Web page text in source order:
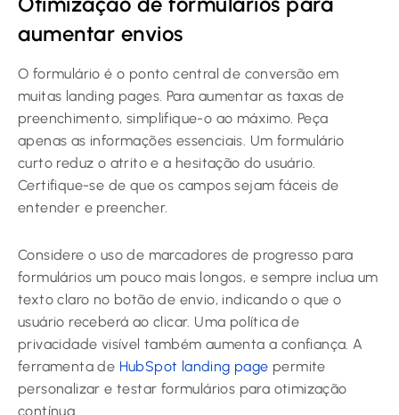
aumentar envios
O formulário é o ponto central de conversão em
muitas landing pages. Para aumentar as taxas de
preenchimento, simplifique-o ao máximo. Peça
apenas as informações essenciais. Um formulário
curto reduz o atrito e a hesitação do usuário.
Certifique-se de que os campos sejam fáceis de
entender e preencher.
Considere o uso de marcadores de progresso para
formulários um pouco mais longos, e sempre inclua um
texto claro no botão de envio, indicando o que o
usuário receberá ao clicar. Uma política de
privacidade visível também aumenta a confiança. A
ferramenta de HubSpot landing page permite
personalizar e testar formulários para otimização
contínua.